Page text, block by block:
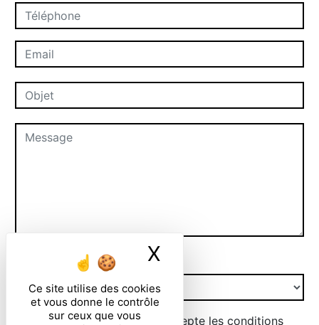
Ce site utilise des cookies
et vous donne le contrôle
sur ceux que vous
X
Combien font trois plus un
En cochant cette case, j'accepte les conditions